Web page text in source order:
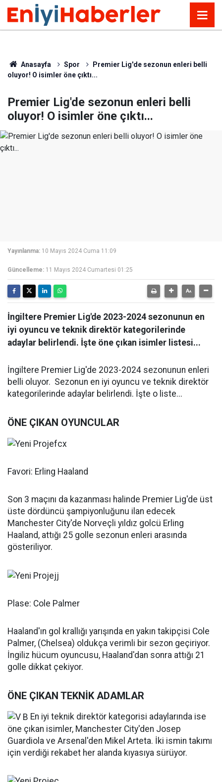
Anasayfa Spor
Premier Lig'de sezonun enleri belli
oluyor! O isimler öne çıktı...
Premier Lig'de sezonun enleri belli
oluyor! O isimler öne çıktı...
Yayınlanma: 10 Mayıs 2024 Cuma 11:09
Güncelleme: 11 Mayıs 2024 Cumartesi 01:25
İngiltere Premier Lig'de 2023-2024 sezonunun en
iyi oyuncu ve teknik direktör kategorilerinde
adaylar belirlendi. İşte öne çıkan isimler listesi...
İngiltere Premier Lig'de 2023-2024 sezonunun enleri
belli oluyor. Sezonun en iyi oyuncu ve teknik direktör
kategorilerinde adaylar belirlendi. İşte o liste...
ÖNE ÇIKAN OYUNCULAR
Favori: Erling Haaland
Son 3 maçını da kazanması halinde Premier Lig'de üst
üste dördüncü şampiyonluğunu ilan edecek
Manchester City'de Norveçli yıldız golcü Erling
Haaland, attığı 25 golle sezonun enleri arasında
gösteriliyor.
Plase: Cole Palmer
Haaland'ın gol krallığı yarışında en yakın takipçisi Cole
Palmer, (Chelsea) oldukça verimli bir sezon geçiriyor.
İngiliz hücum oyuncusu, Haaland'dan sonra attığı 21
golle dikkat çekiyor.
ÖNE ÇIKAN TEKNİK ADAMLAR
En iyi teknik direktör kategorisi adaylarında ise
öne çıkan isimler, Manchester City'den Josep
Guardiola ve Arsenal'den Mikel Arteta. İki ismin takımı
için verdiği rekabet her alanda kıyasıya sürüyor.